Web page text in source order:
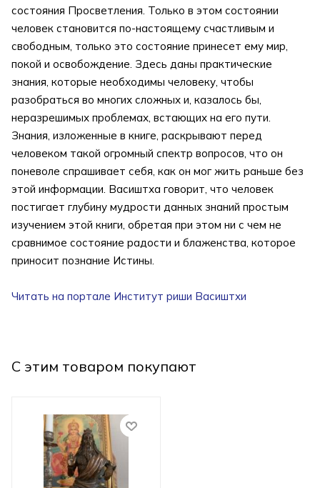
состояния Просветления. Только в этом состоянии
человек становится по-настоящему счастливым и
свободным, только это состояние принесет ему мир,
покой и освобождение. Здесь даны практические
знания, которые необходимы человеку, чтобы
разобраться во многих сложных и, казалось бы,
неразрешимых проблемах, встающих на его пути.
Знания, изложенные в книге, раскрывают перед
человеком такой огромный спектр вопросов, что он
поневоле спрашивает себя, как он мог жить раньше без
этой информации. Васиштха говорит, что человек
постигает глубину мудрости данных знаний простым
изучением этой книги, обретая при этом ни с чем не
сравнимое состояние радости и блаженства, которое
приносит познание Истины.
Читать на портале Институт риши Васиштхи
С этим товаром покупают